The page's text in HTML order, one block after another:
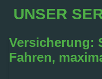
UNSER
Versicherung:
Fahren,